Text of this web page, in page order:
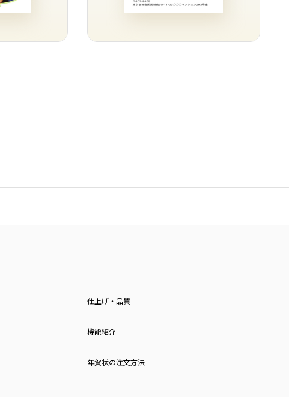
仕上げ・品質
機能紹介
年賀状の注文方法